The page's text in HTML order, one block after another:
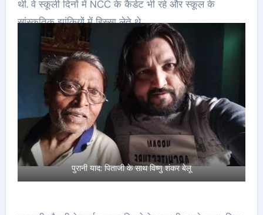
थी. वे स्कूली दिनों में NCC के कैडेट भी रहे और स्कूल के
सांस्कृतिक झांकियों में हिस्सा लेते थे.
पुरानी याद: पिताजी के साथ विष्णु शंकर बेलू